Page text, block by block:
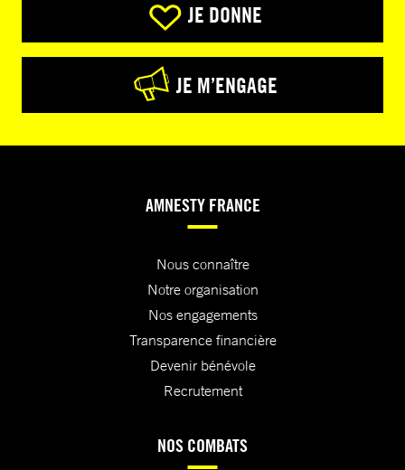
JE DONNE
JE M’ENGAGE
AMNESTY FRANCE
Nous connaître
Notre organisation
Nos engagements
Transparence financière
Devenir bénévole
Recrutement
NOS COMBATS